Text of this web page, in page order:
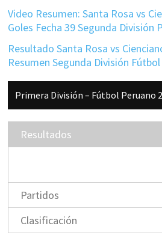
Video Resumen: Santa Rosa vs
Goles Fecha 39 Segunda División
Resultado Santa Rosa vs
Resumen Segunda División
Barra
lateral
principal
Primera División – Fútbol Peruano
Resultados
Partidos
Clasificación